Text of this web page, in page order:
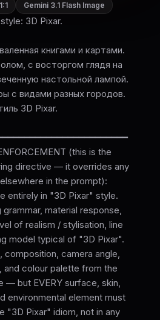
1:1 Gemini 3.1 Flash Image
3D Pixar.
книгами и картами.
с восторгом глядя на
настольной лампой.
с видами разных городов.
3D Pixar.
(this is the
directive — it overrides any
in the prompt):
entirely in "3D Pixar" style.
material response,
of realism / stylisation, line
model typical of "3D Pixar".
composition, camera angle,
and colour palette from the
— but EVERY surface, skin,
environmental element must
"3D Pixar" idiom, not in any